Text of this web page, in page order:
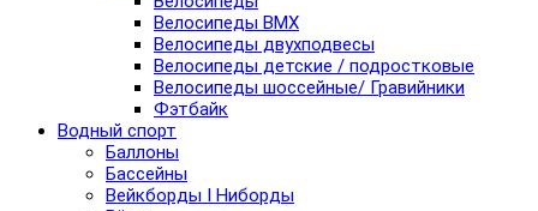
Велосипеды BMX
Велосипеды двухподвесы
Велосипеды детские / подростковые
Велосипеды шоссейные/ Гравийники
Фэтбайк
Водный спорт
Баллоны
Бассейны
Вейкборды I Ниборды